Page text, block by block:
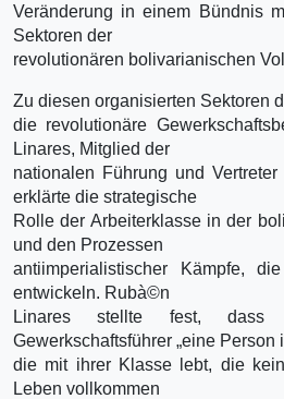
Veränderung in einem Bündnis
Sektoren der
revolutionären bolivarianischen
Zu diesen organisierten Sektoren
die revolutionäre
Linares, Mitglied der
nationalen Führung und
erklärte die strategische
Rolle der Arbeiterklasse in der
und den Prozessen
antiimperialistischer Kämpfe,
entwickeln. Rubà©n
Linares stellte fest,
Gewerkschaftsführer „eine Person
die mit ihrer Klasse lebt, die
Leben vollkommen